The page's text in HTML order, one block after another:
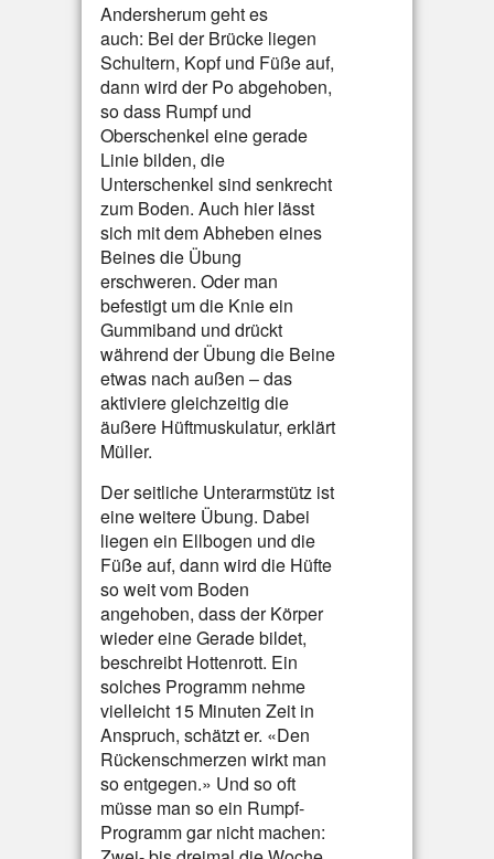
Andersherum geht es
auch: Bei der Brücke liegen
Schultern, Kopf und Füße auf,
dann wird der Po abgehoben,
so dass Rumpf und
Oberschenkel eine gerade
Linie bilden, die
Unterschenkel sind senkrecht
zum Boden. Auch hier lässt
sich mit dem Abheben eines
Beines die Übung
erschweren. Oder man
befestigt um die Knie ein
Gummiband und drückt
während der Übung die Beine
etwas nach außen – das
aktiviere gleichzeitig die
äußere Hüftmuskulatur, erklärt
Müller.
Der seitliche Unterarmstütz ist
eine weitere Übung. Dabei
liegen ein Ellbogen und die
Füße auf, dann wird die Hüfte
so weit vom Boden
angehoben, dass der Körper
wieder eine Gerade bildet,
beschreibt Hottenrott. Ein
solches Programm nehme
vielleicht 15 Minuten Zeit in
Anspruch, schätzt er. «Den
Rückenschmerzen wirkt man
so entgegen.» Und so oft
müsse man so ein Rumpf-
Programm gar nicht machen: